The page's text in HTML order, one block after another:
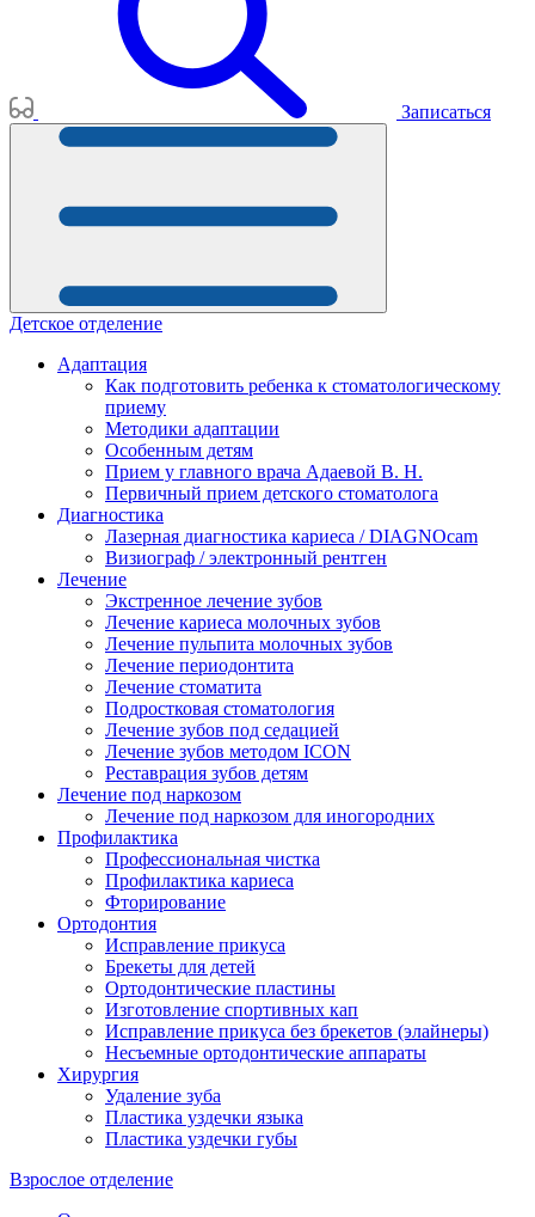
Записаться
Детское отделение
Адаптация
Как подготовить ребенка к стоматологическому
приему
Методики адаптации
Особенным детям
Прием у главного врача Адаевой В. Н.
Первичный прием детского стоматолога
Диагностика
Лазерная диагностика кариеса / DIAGNOcam
Визиограф / электронный рентген
Лечение
Экстренное лечение зубов
Лечение кариеса молочных зубов
Лечение пульпита молочных зубов
Лечение периодонтита
Лечение стоматита
Подростковая стоматология
Лечение зубов под седацией
Лечение зубов методом ICON
Реставрация зубов детям
Лечение под наркозом
Лечение под наркозом для иногородних
Профилактика
Профессиональная чистка
Профилактика кариеса
Фторирование
Ортодонтия
Исправление прикуса
Брекеты для детей
Ортодонтические пластины
Изготовление спортивных кап
Исправление прикуса без брекетов (элайнеры)
Несъемные ортодонтические аппараты
Хирургия
Удаление зуба
Пластика уздечки языка
Пластика уздечки губы
Взрослое отделение